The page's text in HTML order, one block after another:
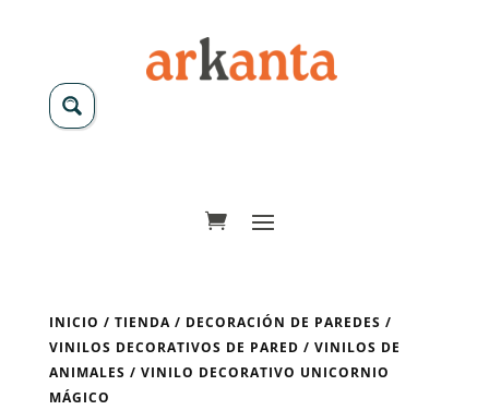
INICIO / TIENDA/ DECORACIÓN DE PAREDES /
VINILOS DECORATIVOS DE PARED / VINILOS DE
ANIMALES / VINILO DECORATIVO UNICORNIO
MÁGICO